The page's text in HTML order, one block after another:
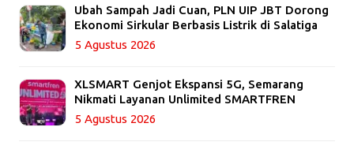
Ubah Sampah Jadi Cuan, PLN UIP JBT Dorong
Ekonomi Sirkular Berbasis Listrik di Salatiga
5 Agustus 2026
XLSMART Genjot Ekspansi 5G, Semarang
Nikmati Layanan Unlimited SMARTFREN
5 Agustus 2026